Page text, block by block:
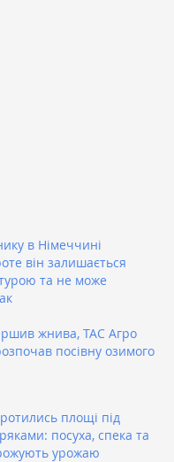
в Німеччині
він залишається
та не може
жнива, ТАС Агро
посівну озимого
площі під
посуха, спека та
урожаю